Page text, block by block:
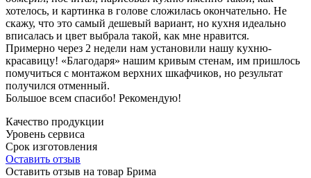
хотелось, и картинка в голове сложилась окончательно. Не
скажу, что это самый дешевый вариант, но кухня идеально
вписалась и цвет выбрала такой, как мне нравится.
Примерно через 2 недели нам установили нашу кухню-
красавицу! «Благодаря» нашим кривым стенам, им пришлось
помучиться с монтажом верхних шкафчиков, но результат
получился отменный.
Большое всем спасибо! Рекомендую!
Качество продукции
Уровень сервиса
Срок изготовления
Оставить отзыв
Оставить отзыв на товар Брима